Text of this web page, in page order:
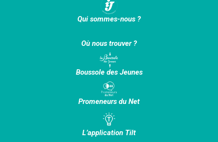
Qui sommes-nous ?
Où nous trouver ?
Boussole des Jeunes
Promeneurs du Net
L’application Tilt